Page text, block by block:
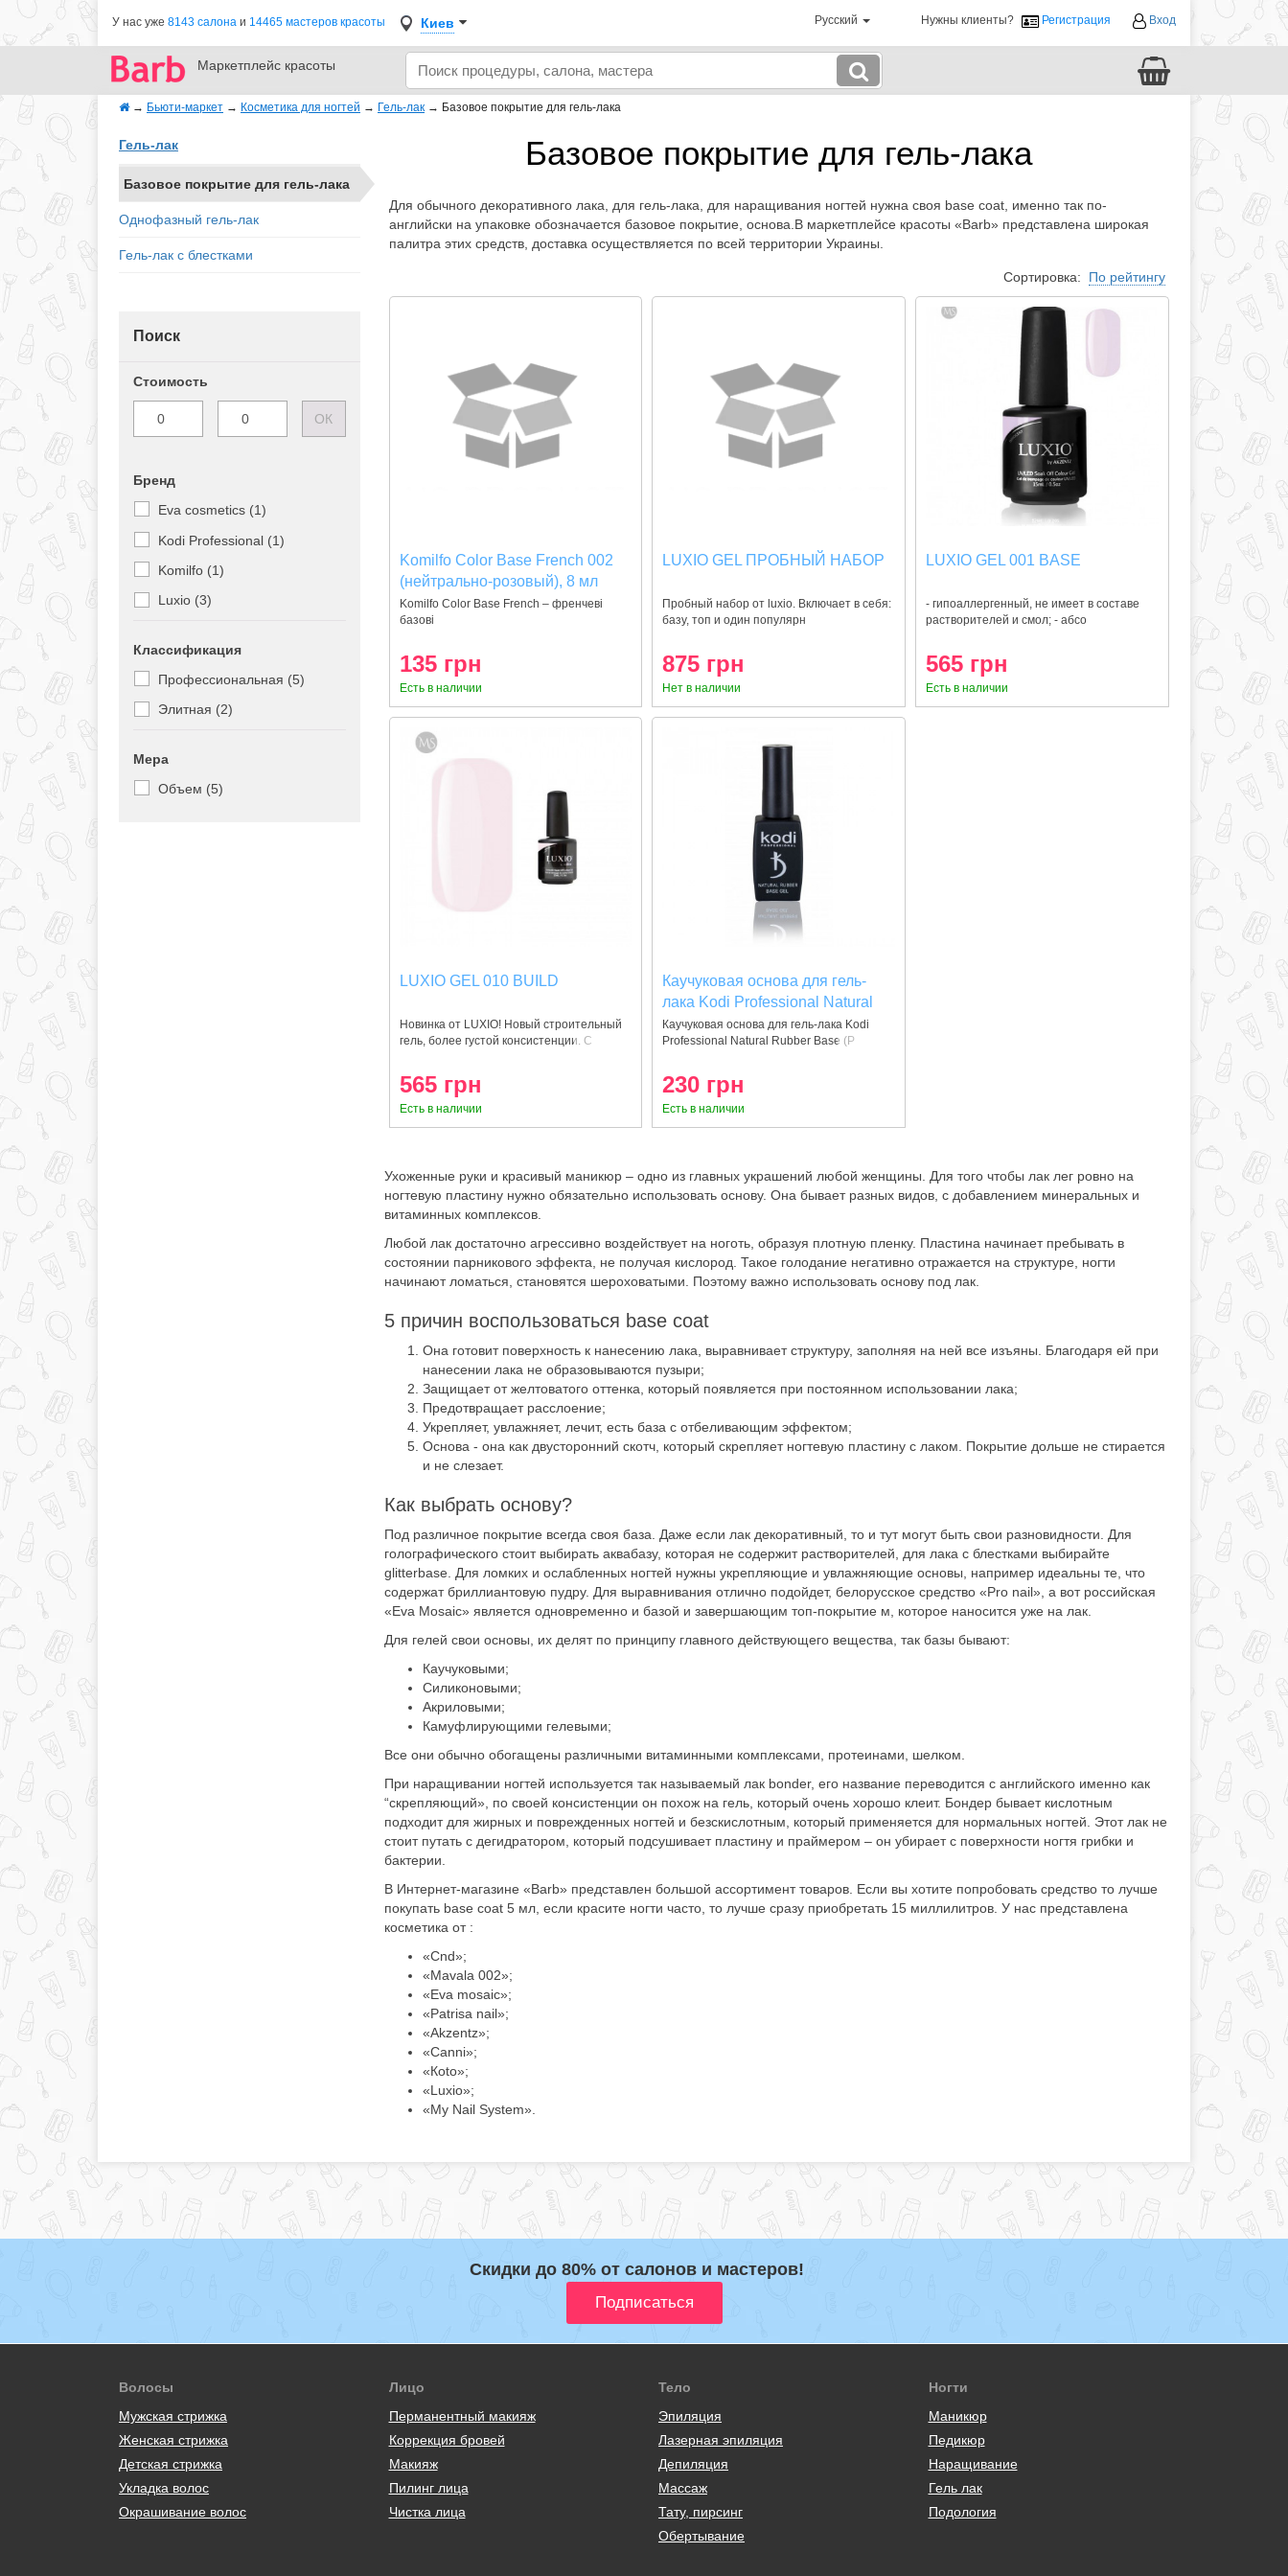
У нас уже 8143 салона и 14465 мастеров красоты Киев Русский Нужны клиенты? Регистрация Вход
Маркетплейс красоты
→ Бьюти-маркет → Косметика для ногтей → Гель-лак → Базовое покрытие для гель-лака
Гель-лак
Базовое покрытие для гель-лака
Однофазный гель-лак
Гель-лак с блестками
Поиск
Стоимость
ОК
Бренд
Eva cosmetics (1)
Kodi Professional (1)
Komilfo (1)
Luxio (3)
Классификация
Профессиональная (5)
Элитная (2)
Мера
Объем (5)
Базовое покрытие для гель-лака
Для обычного декоративного лака, для гель-лака, для наращивания ногтей нужна своя base coat, именно так по-
английски на упаковке обозначается базовое покрытие, основа.В маркетплейсе красоты «Ваrb» представлена широкая
палитра этих средств, доставка осуществляется по всей территории Украины.
Сортировка: По рейтингу
Komilfo Color Base French 002
(нейтрально-розовый), 8 мл
Komilfo Color Base French – френчеві
базові
135 грн
Есть в наличии
LUXIO GEL ПРОБНЫЙ НАБОР
Пробный набор от luxio. Включает в себя:
базу, топ и один популярн
875 грн
Нет в наличии
LUXIO GEL 001 BASE
- гипоаллергенный, не имеет в составе
растворителей и смол; - абсо
565 грн
Есть в наличии
LUXIO GEL 010 BUILD
Новинка от LUXIO! Новый строительный
гель, более густой консистенции. С
565 грн
Есть в наличии
Каучуковая основа для гель-
лака Kodi Professional Natural
Rubber Base (Pink) 12 мл
Каучуковая основа для гель-лака Kodi
Professional Natural Rubber Base (P
230 грн
Есть в наличии
Ухоженные руки и красивый маникюр – одно из главных украшений любой женщины. Для того чтобы лак лег ровно на
ногтевую пластину нужно обязательно использовать основу. Она бывает разных видов, с добавлением минеральных и
витаминных комплексов.
Любой лак достаточно агрессивно воздействует на ноготь, образуя плотную пленку. Пластина начинает пребывать в
состоянии парникового эффекта, не получая кислород. Такое голодание негативно отражается на структуре, ногти
начинают ломаться, становятся шероховатыми. Поэтому важно использовать основу под лак.
5 причин воспользоваться base coat
Она готовит поверхность к нанесению лака, выравнивает структуру, заполняя на ней все изъяны. Благодаря ей при
нанесении лака не образовываются пузыри;
Защищает от желтоватого оттенка, который появляется при постоянном использовании лака;
Предотвращает расслоение;
Укрепляет, увлажняет, лечит, есть база с отбеливающим эффектом;
Основа - она как двусторонний скотч, который скрепляет ногтевую пластину с лаком. Покрытие дольше не стирается
и не слезает.
Как выбрать основу?
Под различное покрытие всегда своя база. Даже если лак декоративный, то и тут могут быть свои разновидности. Для
голографического стоит выбирать аквабазу, которая не содержит растворителей, для лака с блестками выбирайте
glitterbase. Для ломких и ослабленных ногтей нужны укрепляющие и увлажняющие основы, например идеальны те, что
содержат бриллиантовую пудру. Для выравнивания отлично подойдет, белорусское средство «Pro nail», а вот российская
«Eva Mosaic» является одновременно и базой и завершающим топ-покрытие м, которое наносится уже на лак.
Для гелей свои основы, их делят по принципу главного действующего вещества, так базы бывают:
Каучуковыми;
Силиконовыми;
Акриловыми;
Камуфлирующими гелевыми;
Все они обычно обогащены различными витаминными комплексами, протеинами, шелком.
При наращивании ногтей используется так называемый лак bonder, его название переводится с английского именно как
“скрепляющий», по своей консистенции он похож на гель, который очень хорошо клеит. Бондер бывает кислотным
подходит для жирных и поврежденных ногтей и безскислотным, который применяется для нормальных ногтей. Этот лак не
стоит путать с дегидратором, который подсушивает пластину и праймером – он убирает с поверхности ногтя грибки и
бактерии.
В Интернет-магазине «Barb» представлен большой ассортимент товаров. Если вы хотите попробовать средство то лучше
покупать base coat 5 мл, если красите ногти часто, то лучше сразу приобретать 15 миллилитров. У нас представлена
косметика от :
«Сnd»;
«Mavala 002»;
«Еva mosaic»;
«Рatrisa nail»;
«Akzentz»;
«Canni»;
«Кoto»;
«Luxio»;
«My Nail System».
Скидки до 80% от салонов и мастеров!
Волосы
Мужская стрижка
Женская стрижка
Детская стрижка
Укладка волос
Окрашивание волос
Лицо
Перманентный макияж
Коррекция бровей
Макияж
Пилинг лица
Чистка лица
Тело
Эпиляция
Лазерная эпиляция
Депиляция
Массаж
Тату, пирсинг
Обертывание
Ногти
Маникюр
Педикюр
Наращивание
Гель лак
Подология